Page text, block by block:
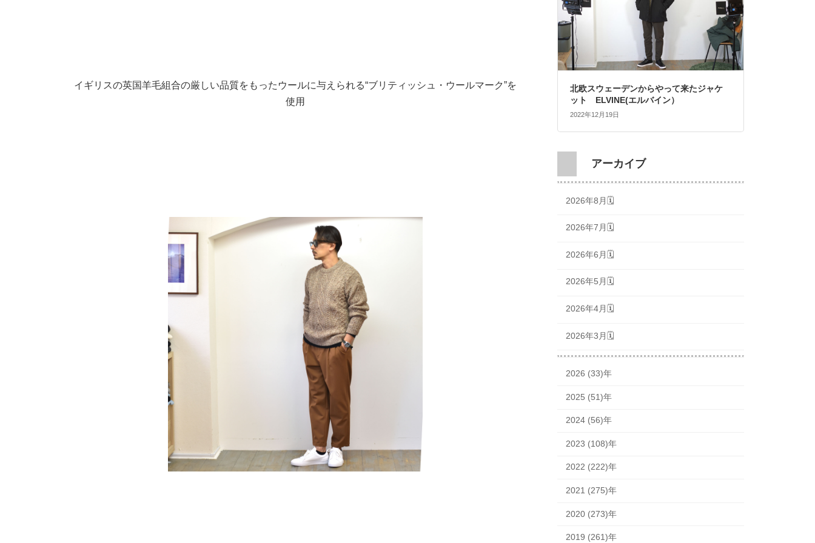
イギリスの英国羊毛組合の厳しい品質をもったウールに与えられる“ブリティッシュ・ウールマーク”を
使用
北欧スウェーデンからやって来たジャケ
ット ELVINE(エルバイン）
2022年12月19日
アーカイブ
2026年8月🗓
2026年7月🗓
2026年6月🗓
2026年5月🗓
2026年4月🗓
2026年3月🗓
2026 (33)年
2025 (51)年
2024 (56)年
2023 (108)年
2022 (222)年
2021 (275)年
2020 (273)年
2019 (261)年